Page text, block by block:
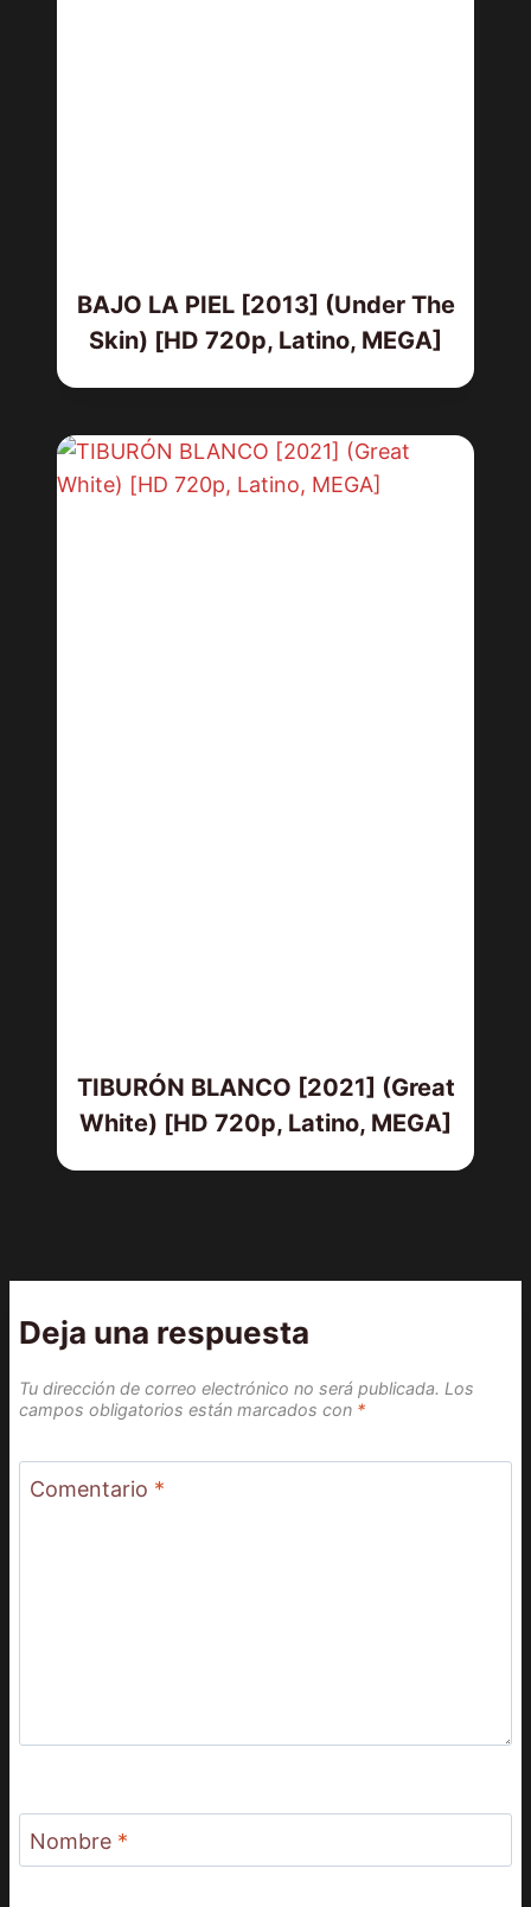
BAJO LA PIEL [2013] (Under The
Skin) [HD 720p, Latino, MEGA]
TIBURÓN BLANCO [2021] (Great
White) [HD 720p, Latino, MEGA]
Deja una respuesta
Tu dirección de correo electrónico no será publicada. Los
campos obligatorios están marcados con *
Comentario *
Nombre *